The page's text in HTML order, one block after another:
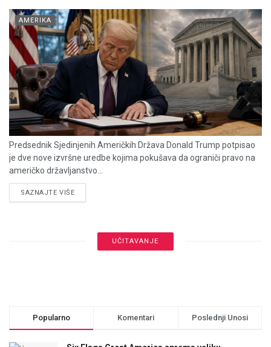
AMERIKA
Predsednik Sjedinjenih Američkih Država Donald Trump potpisao
je dve nove izvršne uredbe kojima pokušava da ograniči pravo na
američko državljanstvo...
SAZNAJTE VIŠEDETAILS
UČITAVANJE
Popularno Komentari Poslednji Unosi